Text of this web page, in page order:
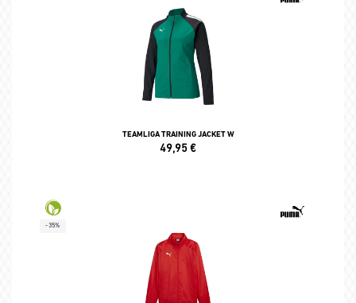
TEAMLIGA TRAINING JACKET W
49,95€
-35%